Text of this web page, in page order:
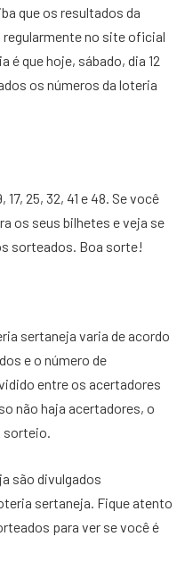
que os resultados da
no site oficial
é que hoje, sábado, dia 12
os números da loteria
25, 32, 41 e 48. Se você
os seus bilhetes e veja se
sorteados. Boa sorte!
sertaneja varia de acordo
e o número de
entre os acertadores
não haja acertadores, o
sorteio.
são divulgados
sertaneja. Fique atento
para ver se você é